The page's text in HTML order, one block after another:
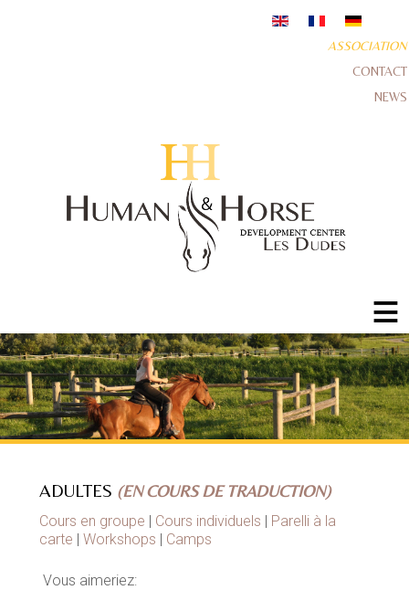
ASSOCIATION
CONTACT
NEWS
≡
ADULTES (EN COURS DE TRADUCTION)
Cours en groupe | Cours individuels | Parelli à la
carte | Workshops | Camps
Vous aimeriez: